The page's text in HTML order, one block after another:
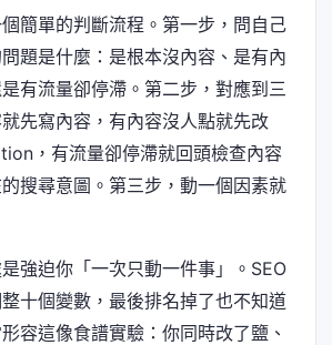
簡單的判斷流程。第一步，問自己
題是什麼：是根本沒內容、是有內
有流量卻停滯。第二步，對應到三
先寫內容，有內容沒人點就先改
，有流量卻停滯就回頭檢查內容
搜尋意圖。第三步，動一個因素就
強迫你「一次只動一件事」。SEO
十個變數，最後排名掉了也不知道
容這像食譜實驗：你同時改了鹽、